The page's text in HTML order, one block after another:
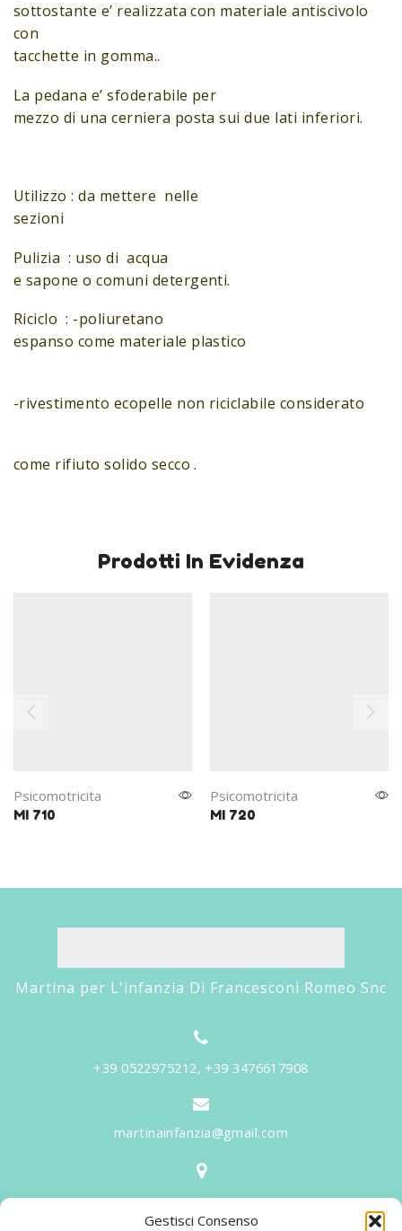
Gestisci Consenso
sottostante e’ realizzata con materiale antiscivolo
con
tacchette in gomma..
La pedana e’ sfoderabile per
mezzo di una cerniera posta sui due lati inferiori.
Utilizzo : da mettere nelle
sezioni
Pulizia : uso di acqua
e sapone o comuni detergenti.
Riciclo : -poliuretano
espanso come materiale plastico
-rivestimento ecopelle non riciclabile considerato
come rifiuto solido secco .
Prodotti In Evidenza
Psicomotricita
MI 710
Psicomotricita
MI 720
Martina per L'infanzia Di Francesconi Romeo Snc
+39 0522975212, +39 3476617908
martinainfanzia@gmail.com
V.le Tiziano, 20 - 42046 Reggiolo